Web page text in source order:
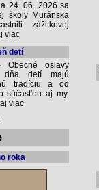
24. 06. 2026 sa
školy Muránska
zážitkovej
viac
detí
oslavy
dňa detí majú
tradíciu a od
súčasťou aj my.
viac
roka